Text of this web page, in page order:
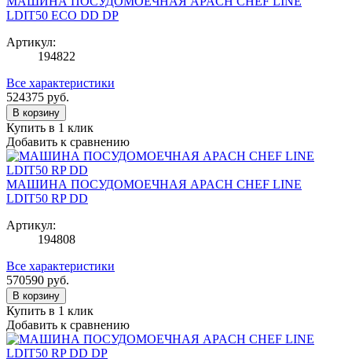
LDIT50 ECO DD DP
Артикул:
194822
Все характеристики
524375 руб.
В корзину
Купить в 1 клик
Добавить к сравнению
МАШИНА ПОСУДОМОЕЧНАЯ APACH CHEF LINE
LDIT50 RP DD
Артикул:
194808
Все характеристики
570590 руб.
В корзину
Купить в 1 клик
Добавить к сравнению